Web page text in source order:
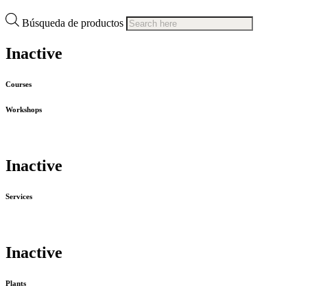
Búsqueda de productos
Inactive
Courses
Workshops
Inactive
Services
Inactive
Plants